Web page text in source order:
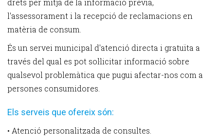
drets per mitjà de la informació prèvia,
l'assessorament i la recepció de reclamacions en
matèria de consum.
És un servei municipal d'atenció directa i gratuïta a
través del qual es pot sol·licitar informació sobre
qualsevol problemàtica que pugui afectar-nos com a
persones consumidores.
Els serveis que ofereix són:
• Atenció personalitzada de consultes.